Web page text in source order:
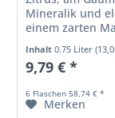
Mineralik und
einem zarten
Inhalt0.75 Liter
9,79 € *
6 Flaschen 58,74 € *
Merken